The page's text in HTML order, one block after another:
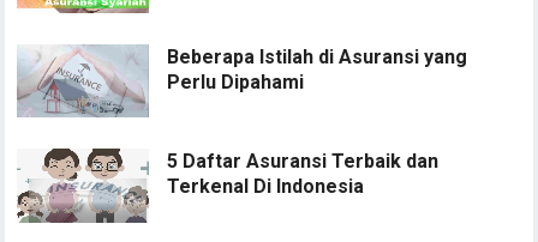
Beberapa Istilah di Asuransi yang
Perlu Dipahami
5 Daftar Asuransi Terbaik dan
Terkenal Di Indonesia